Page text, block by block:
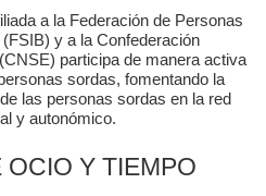
a la Federación de Personas
y a la Confederación
participa de manera activa
sordas, fomentando la
las personas sordas en la red
y autonómico.
Y TIEMPO